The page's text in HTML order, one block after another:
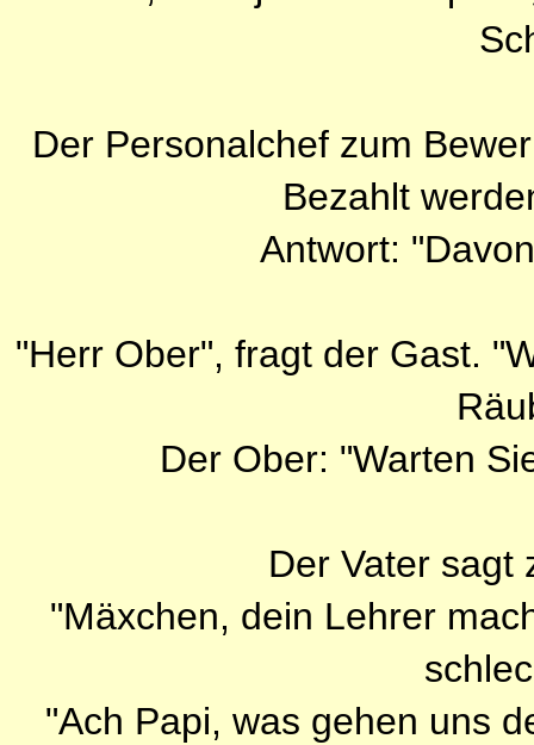
Der Personalchef zum
Bezahlt
Antwort:
"Herr Ober", fragt der Gast.
Der Ober: "Warten
Der Vater sagt
"Mäxchen, dein Lehrer
"Ach Papi, was gehen uns